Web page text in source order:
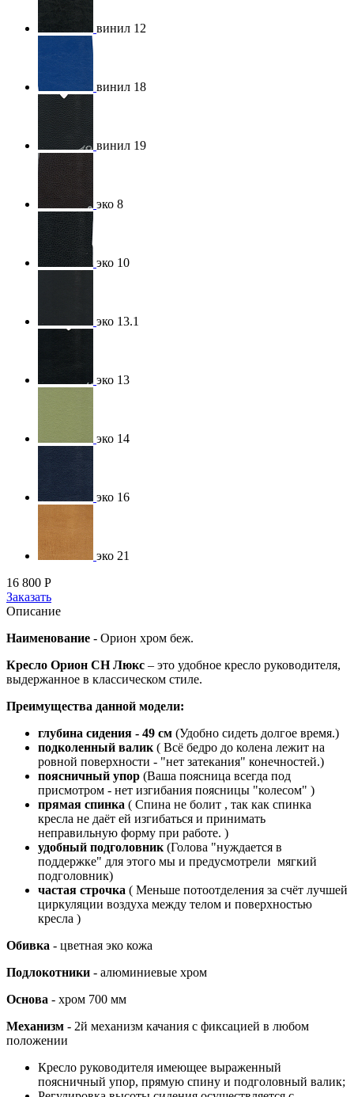
винил 12
винил 18
винил 19
эко 8
эко 10
эко 13.1
эко 13
эко 14
эко 16
эко 21
16 800 Р
Заказать
Описание
Наименование - Орион хром беж.
Кресло Орион CH Люкс – это удобное кресло руководителя,
выдержанное в классическом стиле.
Преимущества данной модели:
глубина сидения - 49 см (Удобно сидеть долгое время.)
подколенный валик ( Всё бедро до колена лежит на
ровной поверхности - "нет затекания" конечностей.)
поясничный упор (Ваша поясница всегда под
присмотром - нет изгибания поясницы "колесом" )
прямая спинка ( Спина не болит , так как спинка
кресла не даёт ей изгибаться и принимать
неправильную форму при работе. )
удобный подголовник (Голова "нуждается в
поддержке" для этого мы и предусмотрели мягкий
подголовник)
частая строчка ( Меньше потоотделения за счёт лучшей
циркуляции воздуха между телом и поверхностью
кресла )
Обивка - цветная эко кожа
Подлокотники - алюминиевые хром
Основа - хром 700 мм
Механизм - 2й механизм качания с фиксацией в любом
положении
Кресло руководителя имеющее выраженный
поясничный упор, прямую спину и подголовный валик;